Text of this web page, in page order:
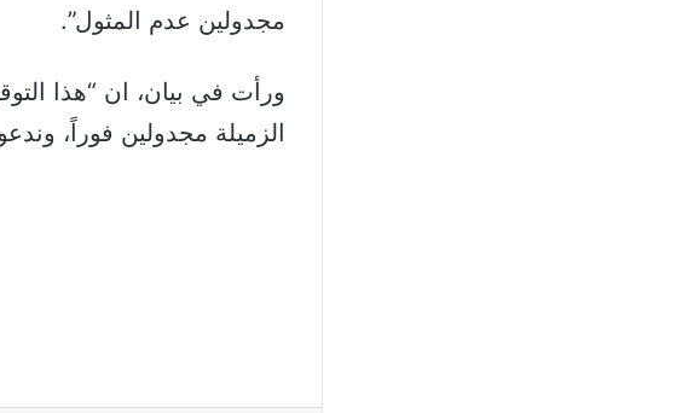
مجدولين عدم المثول”.
ورأت في بيان، ان “هذا
الزميلة مجدولين فوراً،